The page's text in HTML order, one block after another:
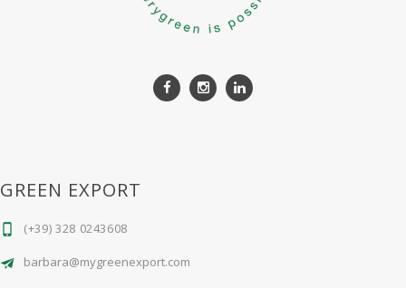
GREEN EXPORT
(+39) 328 0243608
barbara@mygreenexport.com